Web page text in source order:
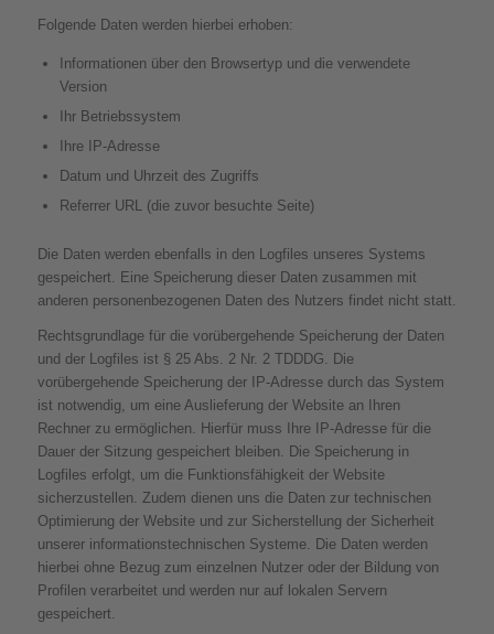
Folgende Daten werden hierbei erhoben:
Informationen über den Browsertyp und die verwendete
Version
Ihr Betriebssystem
Ihre IP-Adresse
Datum und Uhrzeit des Zugriffs
Referrer URL (die zuvor besuchte Seite)
Die Daten werden ebenfalls in den Logfiles unseres Systems
gespeichert. Eine Speicherung dieser Daten zusammen mit
anderen personenbezogenen Daten des Nutzers findet nicht statt.
Rechtsgrundlage für die vorübergehende Speicherung der Daten
und der Logfiles ist § 25 Abs. 2 Nr. 2 TDDDG. Die
vorübergehende Speicherung der IP-Adresse durch das System
ist notwendig, um eine Auslieferung der Website an Ihren
Rechner zu ermöglichen. Hierfür muss Ihre IP-Adresse für die
Dauer der Sitzung gespeichert bleiben. Die Speicherung in
Logfiles erfolgt, um die Funktionsfähigkeit der Website
sicherzustellen. Zudem dienen uns die Daten zur technischen
Optimierung der Website und zur Sicherstellung der Sicherheit
unserer informationstechnischen Systeme. Die Daten werden
hierbei ohne Bezug zum einzelnen Nutzer oder der Bildung von
Profilen verarbeitet und werden nur auf lokalen Servern
gespeichert.